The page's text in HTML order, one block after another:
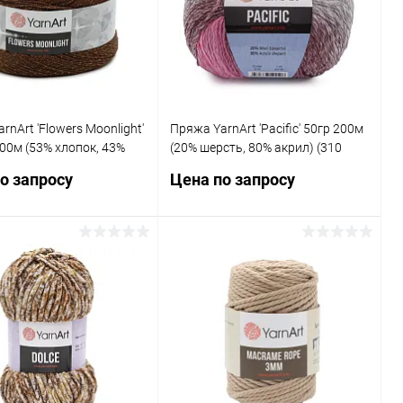
Под заказ В избранное Под заказ
'Flowers Moonlight'
(53% хлопок, 43%
запросу
Запросить цену
в 1 клик Сравнение
Пряжа YarnArt 'Pacific' 50гр 200м
(20% шерсть, 80% акрил) (310
Цена по запросу
Купить в 1 клик Сравнение
В избранное Под заказ